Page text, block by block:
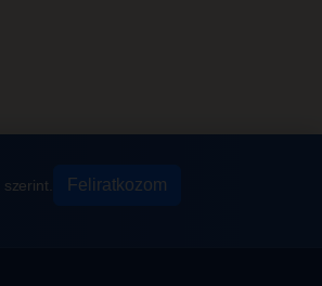
szerint. Feliratkozom